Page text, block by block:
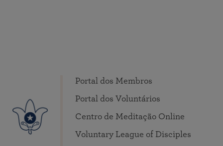
Portal dos Membros
Portal dos Voluntários
Centro de Meditação Online
Voluntary League of Disciples